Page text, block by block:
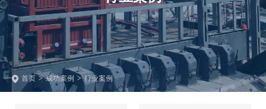
首页 > 成功案例 > 行业案例